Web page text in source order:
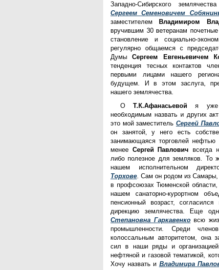
Западно-Сибирского
Сергеем Семеновичем
заместителем
Владимиром
вручившим 30 ветеранам
становление и социально-
регулярно общаемся с
ДумыСергеем Евгеньевичем
тенденция тесных контактов
первыми лицами нашего
будущем. И в этом заслуга,
нашего землячества.
ОТ.К.Афанасьевой я уже
необходимым назвать и других
это мой заместитель Сергей
он занятой, у него есть
занимающаяся торговлей
менее Сергей Павлович всегда
либо полезное для земляков. То
нашем исполнительном
Торхове. Сам он родом из Самары,
в профсоюзах Тюменской
нашем санаторно-курортном
пенсионный возраст, согласился
дирекцию землячества. Еще
Степановна Гаркавенковсю
промышленности. Среди
колоссальным авторитетом, она
сил в наши ряды и
нефтяной и газовой тематикой,
Хочу назвать и Владимира